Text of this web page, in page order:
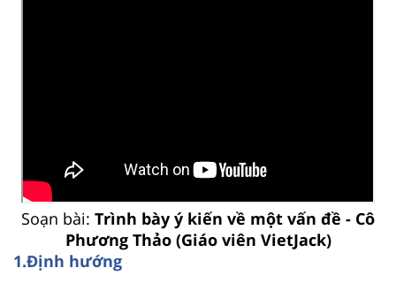
Soạn bài: Trình bày ý kiến về một vấn đề - Cô
Phương Thảo (Giáo viên VietJack)
1.Định hướng